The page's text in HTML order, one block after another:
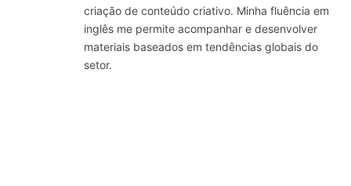
criação de conteúdo criativo. Minha fluência em
inglês me permite acompanhar e desenvolver
materiais baseados em tendências globais do
setor.